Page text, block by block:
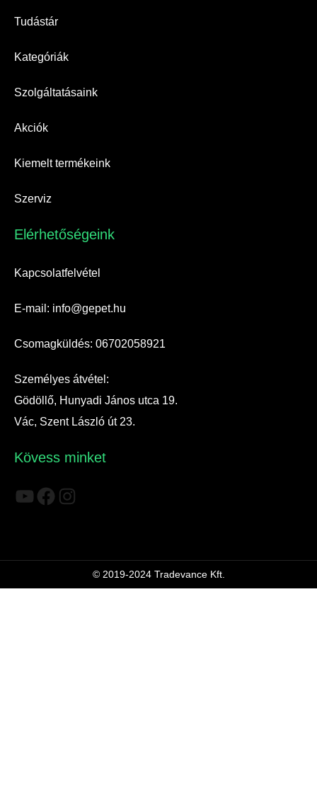
Tudástár
Kategóriák
Szolgáltatásaink
Akciók
Kiemelt termékeink
Szerviz
Elérhetőségeink​
Kapcsolatfelvétel
E-mail: info@gepet.hu
Csomagküldés: 06702058921
Személyes átvétel:
Gödöllő, Hunyadi János utca 19.
Vác, Szent László út 23.
Kövess minket
YouTube
Facebook
Instagram
© 2019-2024 Tradevance Kft.